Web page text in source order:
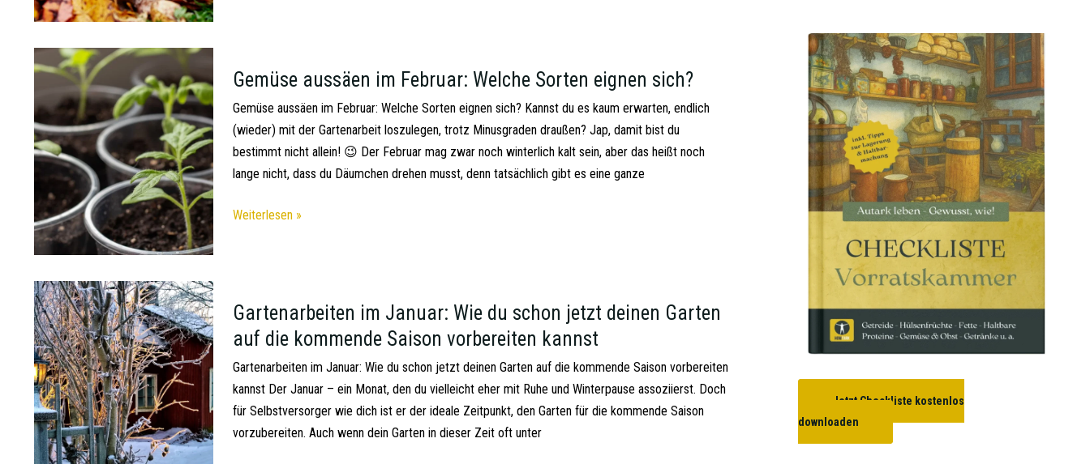
Gemüse aussäen im Februar: Welche Sorten eignen sich?
Gemüse aussäen im Februar: Welche Sorten eignen sich? Kannst du es kaum erwarten, endlich
(wieder) mit der Gartenarbeit loszulegen, trotz Minusgraden draußen? Jap, damit bist du
bestimmt nicht allein! 😉 Der Februar mag zwar noch winterlich kalt sein, aber das heißt noch
lange nicht, dass du Däumchen drehen musst, denn tatsächlich gibt es eine ganze
Weiterlesen »
Gartenarbeiten im Januar: Wie du schon jetzt deinen Garten
auf die kommende Saison vorbereiten kannst
Gartenarbeiten im Januar: Wie du schon jetzt deinen Garten auf die kommende Saison vorbereiten
kannst Der Januar – ein Monat, den du vielleicht eher mit Ruhe und Winterpause assoziierst. Doch
für Selbstversorger wie dich ist er der ideale Zeitpunkt, den Garten für die kommende Saison
vorzubereiten. Auch wenn dein Garten in dieser Zeit oft unter
Jetzt Checkliste kostenlos
downloaden